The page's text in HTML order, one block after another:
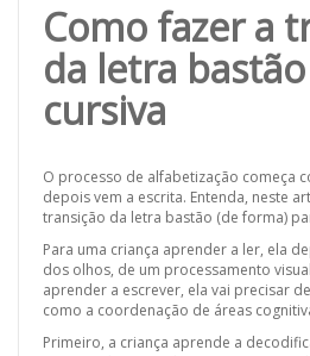
Como fazer a
da letra
cursiva
O processo de alfabetização começa
depois vem a escrita. Entenda, neste
transição da letra bastão (de forma)
Para uma criança aprender a ler, ela
dos olhos, de um processamento
aprender a escrever, ela vai precisar
como a coordenação de áreas
Primeiro, a criança aprende a